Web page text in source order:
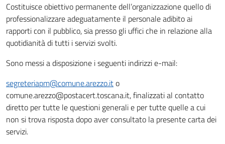
Costituisce obiettivo permanente dell’organizzazione quello di
professionalizzare adeguatamente il personale adibito ai
rapporti con il pubblico, sia presso gli uffici che in relazione alla
quotidianità di tutti i servizi svolti.
Sono messi a disposizione i seguenti indirizzi e-mail:
segreteriapm@comune.arezzo.ito
comune.arezzo@postacert.toscana.it, finalizzati al contatto
diretto per tutte le questioni generali e per tutte quelle a cui
non si trova risposta dopo aver consultato la presente carta dei
servizi.